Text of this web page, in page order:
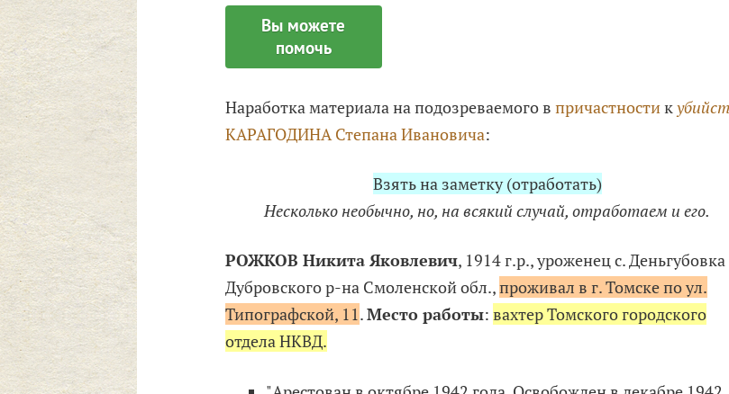
Вы можете
помочь
Наработка материала на подозреваемого в причастностик
КАРАГОДИНА Степана Ивановича:
Взять на заметку (отработать)
Несколько необычно, но, на всякий случай, отработаем и его.
РОЖКОВ Никита Яковлевич, 1914 г.р., уроженец с. Деньгубовка
Дубровского р-на Смоленской обл.,проживал в г. Томске по ул.
Типографской, 11.Место работы: вахтер Томского городского
отдела НКВД.